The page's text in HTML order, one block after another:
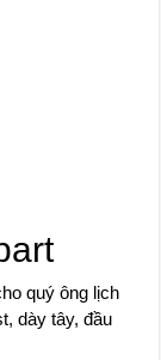
quý ông lịch
dày tây, đầu